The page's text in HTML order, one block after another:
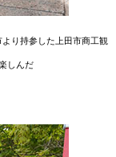
り持参した上田市商工観
しんだ